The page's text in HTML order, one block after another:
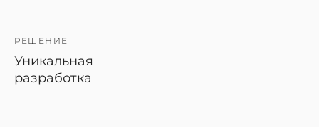
РЕШЕНИЕ
Уникальная
разработка